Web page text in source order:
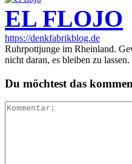
EL FLOJO
https://denkfabrikblog.de
Ruhrpottjunge im Rheinland.
nicht daran, es bleiben zu
Du möchtest das